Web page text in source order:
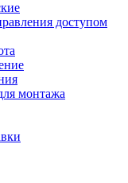
доступом
монтажа